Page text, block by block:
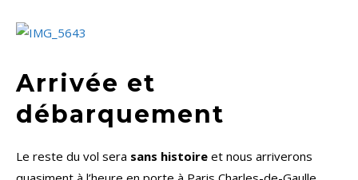
Arrivée et
débarquement
Le reste du vol sera sans histoire et nous arriverons